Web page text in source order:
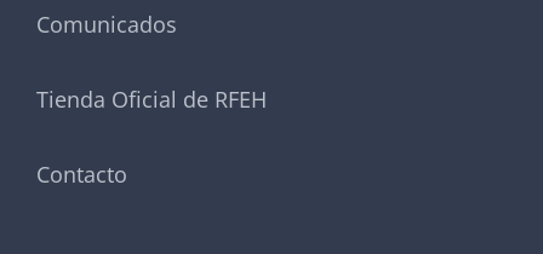
Comunicados
Tienda Oficial de RFEH
Contacto